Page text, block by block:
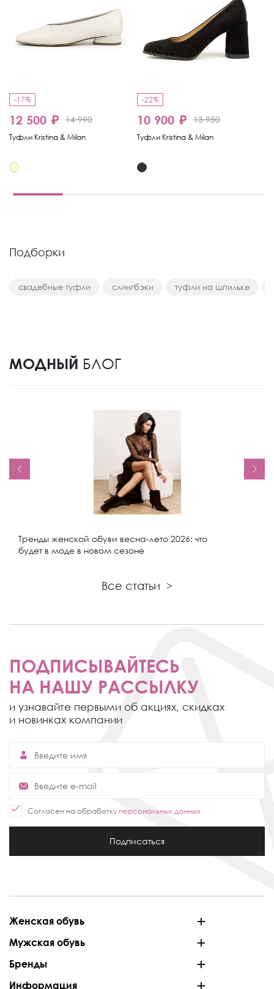
-17%
12 500 ₽ 14 990
Туфли Kristina & Milan
-22%
10 900 ₽ 13 950
Туфли Kristina & Milan
Подборки
свадебные туфли слингбэки туфли на шпильке
МОДНЫЙ БЛОГ
Тренды женской обуви весна-лето 2026: что
будет в моде в новом сезоне
Все статьи >
ПОДПИСЫВАЙТЕСЬ
НА НАШУ РАССЫЛКУ
и узнавайте первыми об акциях, скидках
и новинках компании
Согласен на обработку персональных данных
Подписаться
Женская обувь
Мужская обувь
Бренды
Информация